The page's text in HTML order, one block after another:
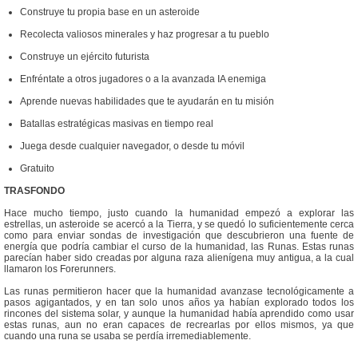
Construye tu propia base en un asteroide
Recolecta valiosos minerales y haz progresar a tu pueblo
Construye un ejército futurista
Enfréntate a otros jugadores o a la avanzada IA enemiga
Aprende nuevas habilidades que te ayudarán en tu misión
Batallas estratégicas masivas en tiempo real
Juega desde cualquier navegador, o desde tu móvil
Gratuito
TRASFONDO
Hace mucho tiempo, justo cuando la humanidad empezó a explorar las
estrellas, un asteroide se acercó a la Tierra, y se quedó lo suficientemente cerca
como para enviar sondas de investigación que descubrieron una fuente de
energía que podría cambiar el curso de la humanidad, las Runas. Estas runas
parecían haber sido creadas por alguna raza alienígena muy antigua, a la cual
llamaron los Forerunners.
Las runas permitieron hacer que la humanidad avanzase tecnológicamente a
pasos agigantados, y en tan solo unos años ya habían explorado todos los
rincones del sistema solar, y aunque la humanidad había aprendido como usar
estas runas, aun no eran capaces de recrearlas por ellos mismos, ya que
cuando una runa se usaba se perdía irremediablemente.